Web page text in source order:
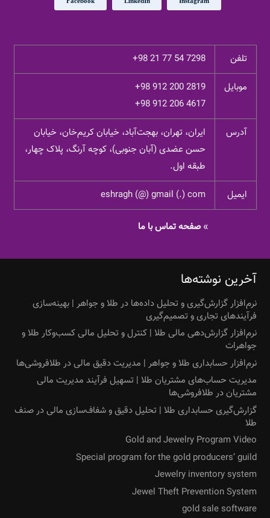
تلفن +98 21 77 54 7298
موبایل
+98 912 200 2819
+98 912 206 4617
آدرس
ایران، تهران، بهجت‌آباد، خیابان کریم‌خان، خیابان
حسن عضدی (آبان جنوبی)، کوچه آرنگ، پلاک چهار،
طبقه اول.
ایمیل eshragh (@) gmail (.) com
»صفحه تماس با ما
آخرین نوشته‌ها
نرم‌افزار گزارش‌گیری و تحلیل داده‌ها در طلا و جواهر | بهینه‌سازی
فرآیندهای تجاری و تصمیم‌گیری
نرم‌افزار گزارش‌دهی مالی طلا | کنترل و تحلیل مالی کسب‌وکار طلا و
جواهرات
نرم‌افزار حسابداری طلا و جواهر | مدیریت دقیق مالی در طلافروشی‌ها
مدیریت حساب‌های مشتریان طلا | تسهیل فرآیند مدیریت مالی
مشتریان در طلافروشی‌ها
گزارش‌گیری حسابداری طلا | تحلیل دقیق و شفاف‌سازی مالی در صنف
طلا
Gold and Jewelry Program Video
Special program for the gold producers’ guild
Jewelry inventory system
Jewel Theft Prevention System
gold sale software